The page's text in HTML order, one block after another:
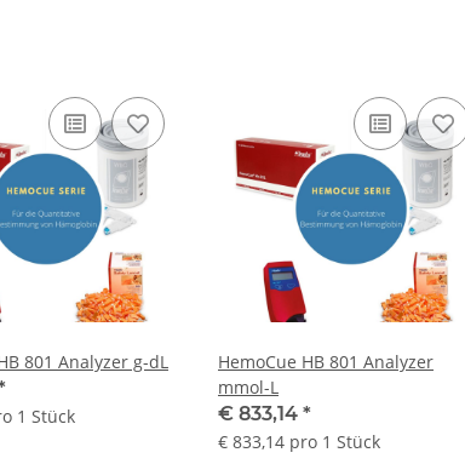
801 Analyzer g-dL
1 Stück
HemoCue HB 801 Analyzer
mmol-L
€ 833,14 *
€ 833,14 pro 1 Stück